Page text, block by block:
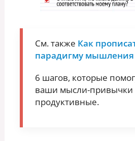
См. также Как
парадигму мышления
6 шагов, которые
ваши мысли-привычки
продуктивные.